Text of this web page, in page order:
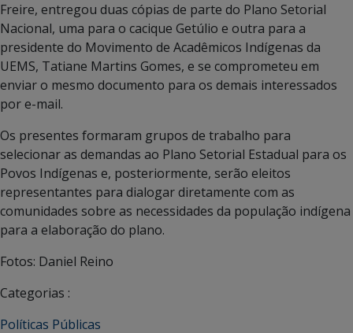
Freire, entregou duas cópias de parte do Plano Setorial
Nacional, uma para o cacique Getúlio e outra para a
presidente do Movimento de Acadêmicos Indígenas da
UEMS, Tatiane Martins Gomes, e se comprometeu em
enviar o mesmo documento para os demais interessados
por e-mail.
Os presentes formaram grupos de trabalho para
selecionar as demandas ao Plano Setorial Estadual para os
Povos Indígenas e, posteriormente, serão eleitos
representantes para dialogar diretamente com as
comunidades sobre as necessidades da população indígena
para a elaboração do plano.
Fotos: Daniel Reino
Categorias :
Políticas Públicas